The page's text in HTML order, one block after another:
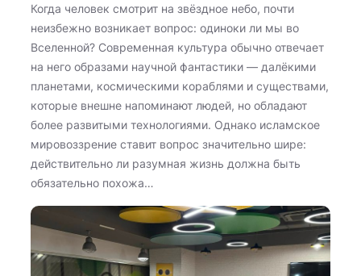
Когда человек смотрит на звёздное небо, почти
неизбежно возникает вопрос: одиноки ли мы во
Вселенной? Современная культура обычно отвечает
на него образами научной фантастики — далёкими
планетами, космическими кораблями и существами,
которые внешне напоминают людей, но обладают
более развитыми технологиями. Однако исламское
мировоззрение ставит вопрос значительно шире:
действительно ли разумная жизнь должна быть
обязательно похожа…